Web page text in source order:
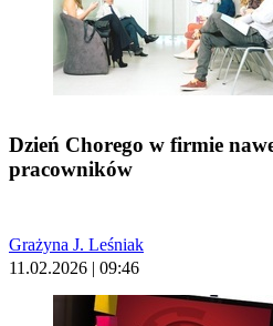
Dzień Chorego w firmie
pracowników
Grażyna J. Leśniak
11.02.2026 | 09:46